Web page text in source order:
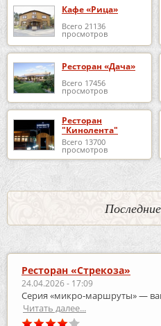
Кафе «Рица»
Всего 21136
просмотров
Ресторан «Дача»
Всего 17456
просмотров
Ресторан
"Кинолента"
Всего 13700
просмотров
Ресторан «Стрекоза»
24.04.2026 - 17:09
Серия «микро‑маршруты» —
Читать далее...